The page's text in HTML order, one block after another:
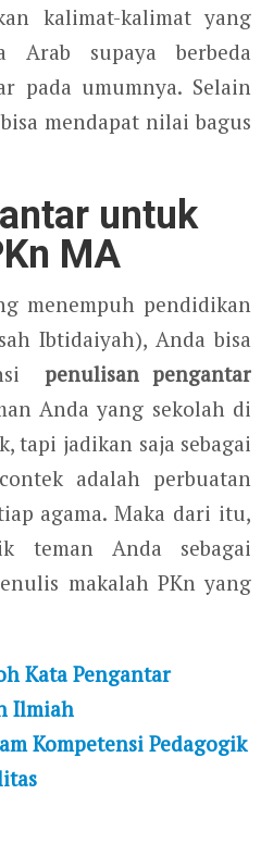
kalimat-kalimat yang
Arab supaya berbeda
pada umumnya. Selain
mendapat nilai bagus
untuk
MA
menempuh pendidikan
Ibtidaiyah), Anda bisa
penulisan pengantar
Anda yang sekolah di
tapi jadikan saja sebagai
adalah perbuatan
agama. Maka dari itu,
teman Anda sebagai
makalah PKn yang
Kata Pengantar
Ilmiah
Kompetensi Pedagogik